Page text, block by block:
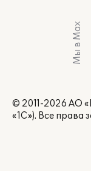
Мы в Max
© 2011-2026 АО
«1С»). Все права